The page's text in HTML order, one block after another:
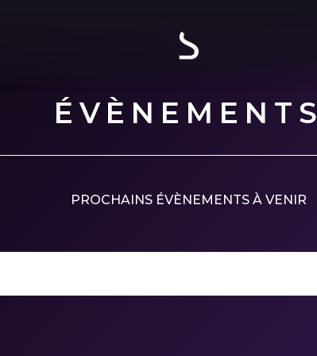
ÉVÈNEMENTS
PROCHAINS ÉVÈNEMENTS À VENIR